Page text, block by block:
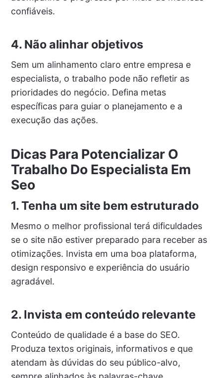
confiáveis.
4. Não alinhar objetivos
Sem um alinhamento claro entre empresa e
especialista, o trabalho pode não refletir as
prioridades do negócio. Defina metas
específicas para guiar o planejamento e a
execução das ações.
Dicas Para Potencializar O
Trabalho Do Especialista Em
Seo
1. Tenha um site bem estruturado
Mesmo o melhor profissional terá dificuldades
se o site não estiver preparado para receber as
otimizações. Invista em uma boa plataforma,
design responsivo e experiência do usuário
agradável.
2. Invista em conteúdo relevante
Conteúdo de qualidade é a base do SEO.
Produza textos originais, informativos e que
atendam às dúvidas do seu público-alvo,